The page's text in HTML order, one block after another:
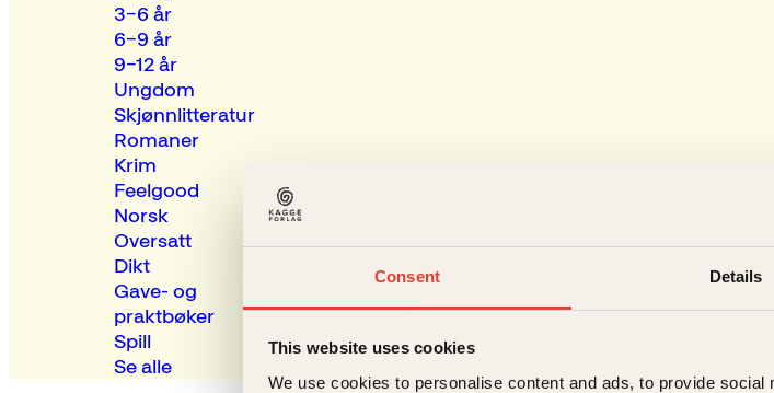
Consent Details
This website uses cookies
We use cookies to personalise content and ads, to provide
3–6 år
6–9 år
9–12 år
Ungdom
Skjønnlitteratur
Romaner
Krim
Feelgood
Norsk
Oversatt
Dikt
Gave- og
praktbøker
Spill
Se alle